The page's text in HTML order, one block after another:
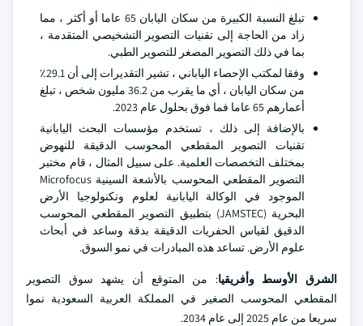
تبلغ النسبة الكبيرة من سكان اليابان 65 عاما أو أكثر ، مما
زاد من الحاجة إلى تقنيات التصوير التشخيصي المتقدمة ،
بما في ذلك التصوير المصغر للتصوير الطبي.
وفقا لمكتب الإحصاء الياباني ، تشير التقديرات إلى أن 29.1٪
من سكان اليابان ، أي ما يقرب من 36.2 مليون شخص ، تبلغ
أعمارهم 65 عاما فما فوق بحلول عام 2023.
بالإضافة إلى ذلك ، تستخدم مؤسسات البحث اليابانية
تقنيات التصوير المقطعي المحوسب الدقيقة للنهوض
بمختلف التخصصات العلمية. على سبيل المثال ، قام مختبر
التصوير المقطعي المحوسب بالأشعة السينية Microfocus
الموجود في الوكالة اليابانية لعلوم وتكنولوجيا الأرض
البحرية (JAMSTEC) بتطبيق التصوير المقطعي المحوسب
الدقيق لقياس الحفريات الدقيقة بدقة وساعد في أبحاث
علوم الأرض. تساعد هذه المبادرات في نمو السوق.
الشرق الأوسط وأفريقيا: من المتوقع أن يشهد سوق التصوير
المقطعي المحوسب الصغير في المملكة العربية السعودية نموا
سريعا من عام 2025 إلى عام 2034.